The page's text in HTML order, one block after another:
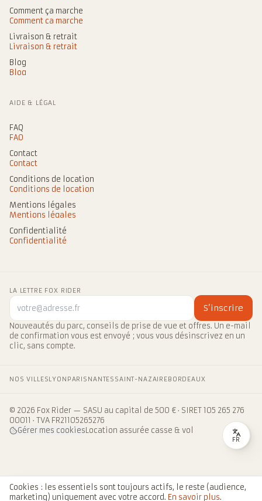
Comment ça marche
Comment ça marche
Livraison & retrait
Livraison & retrait
Blog
Blog
AIDE & LÉGAL
FAQ
FAQ
Contact
Contact
Conditions de location
Conditions de location
Mentions légales
Mentions légales
Confidentialité
Confidentialité
LA LETTRE FOX RIDER
S’inscrire
Nouveautés du parc, conseils de prise de vue et offres. Un e-mail
de confirmation vous est envoyé ; vous vous désinscrivez en un
clic, sans compte.
NOS VILLES LYON PARIS NANTES SAINT-NAZAIRE BORDEAUX
© 2026 Fox Rider — SASU au capital de 500 € · SIRET 105 265 276
00011 · TVA FR21105265276
Gérer mes cookies Location assurée casse & vol
FR
Cookies : les essentiels sont toujours actifs, le reste (audience,
marketing) uniquement avec votre accord. En savoir plus.